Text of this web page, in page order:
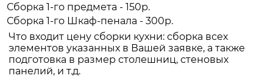
Сборка 1-го предмета - 150р.
Сборка 1-го Шкаф-пенала - 300р.
Что входит цену сборки кухни: сборка всех
элементов указанных в Вашей заявке, а также
подготовка в размер столешниц, стеновых
панелий, и т.д.